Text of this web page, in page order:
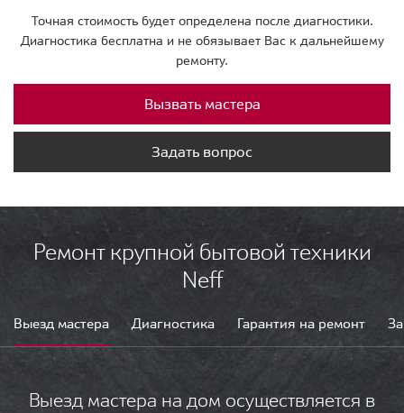
Точная стоимость будет определена после диагностики.
Диагностика бесплатна и не обязывает Вас к дальнейшему
ремонту.
Вызвать мастера
Задать вопрос
Ремонт крупной бытовой техники
Neff
Выезд мастера Диагностика Гарантия на ремонт
Выезд мастера на дом осуществляется в